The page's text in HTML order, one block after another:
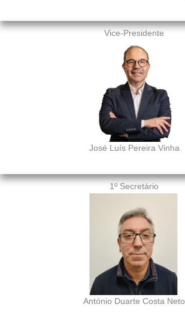
Vice-Presidente
José Luís Pereira Vinha
1º Secretário
António Duarte Costa Neto